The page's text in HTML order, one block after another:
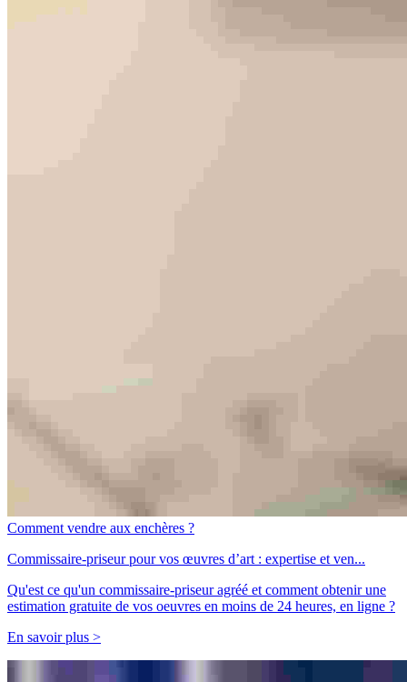
Comment vendre aux enchères ?
Commissaire-priseur pour vos œuvres d’art : expertise et ven...
Qu'est ce qu'un commissaire-priseur agréé et comment obtenir une
estimation gratuite de vos oeuvres en moins de 24 heures, en ligne ?
En savoir plus >